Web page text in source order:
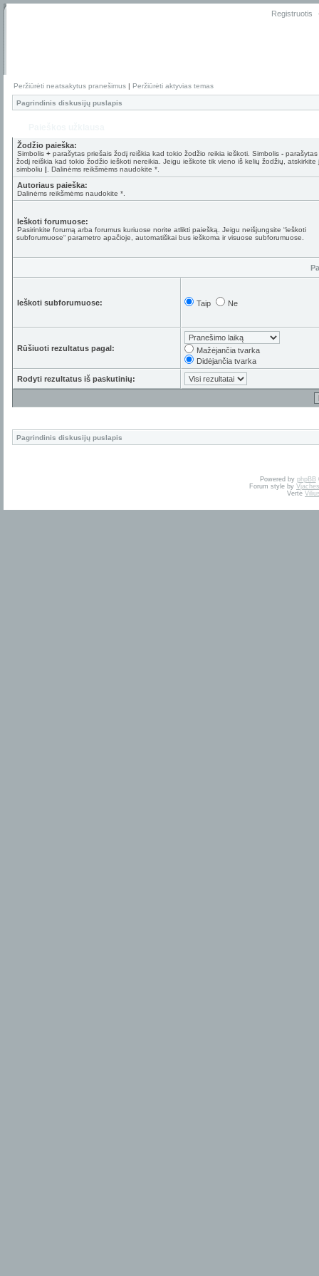
Registruotis
Peržiūrėti neatsakytus pranešimus | Peržiūrėti aktyvias temas
Pagrindinis diskusijų puslapis
Žodžio paieška:
Simbolis + parašytas priešais žodį reiškia kad tokio žodžio reikia ieškoti. Simbolis - parašytas
žodį reiškia kad tokio žodžio ieškoti nereikia. Jeigu ieškote tik vieno iš kelių žodžių, atskirkite
simboliu | . Dalinėms reikšmėms naudokite *.
Autoriaus paieška:
Dalinėms reikšmėms naudokite *.
Ieškoti forumuose:
Pasirinkite forumą arba forumus kuriuose norite atlikti paiešką. Jeigu neišjungsite “ieškoti
subforumuose“ parametro apačioje, automatiškai bus ieškoma ir visuose subforumuose.
Ieškoti subforumuose: Taip Ne
Rūšiuoti rezultatus pagal:
Mažėjančia tvarka
Didėjančia tvarka
Rodyti rezultatus iš paskutinių:
Pagrindinis diskusijų puslapis
Powered by phpBB
Forum style by
Vertė